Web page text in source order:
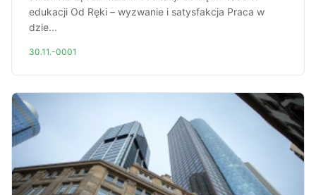
edukacji Od Ręki – wyzwanie i satysfakcja Praca w
dzie...
30.11.-0001